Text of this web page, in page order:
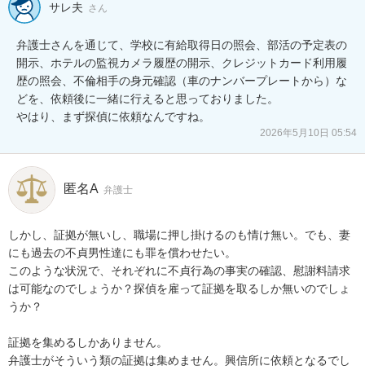
サレ夫 さん
弁護士さんを通じて、学校に有給取得日の照会、部活の予定表の
開示、ホテルの監視カメラ履歴の開示、クレジットカード利用履
歴の照会、不倫相手の身元確認（車のナンバープレートから）な
どを、依頼後に一緒に行えると思っておりました。
やはり、まず探偵に依頼なんですね。
2026年5月10日 05:54
匿名A 弁護士
しかし、証拠が無いし、職場に押し掛けるのも情け無い。でも、妻
にも過去の不貞男性達にも罪を償わせたい。
このような状況で、それぞれに不貞行為の事実の確認、慰謝料請求
は可能なのでしょうか？探偵を雇って証拠を取るしか無いのでしょ
うか？
証拠を集めるしかありません。
弁護士がそういう類の証拠は集めません。興信所に依頼となるでし